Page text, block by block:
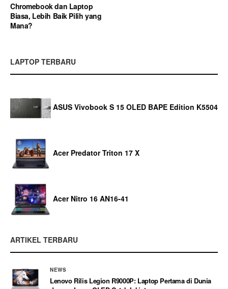
Chromebook dan Laptop
Biasa, Lebih Baik Pilih yang
Mana?
LAPTOP TERBARU
ASUS Vivobook S 15 OLED BAPE Edition K5504
Acer Predator Triton 17 X
Acer Nitro 16 AN16-41
ARTIKEL TERBARU
NEWS
Lenovo Rilis Legion R9000P: Laptop Pertama di Dunia